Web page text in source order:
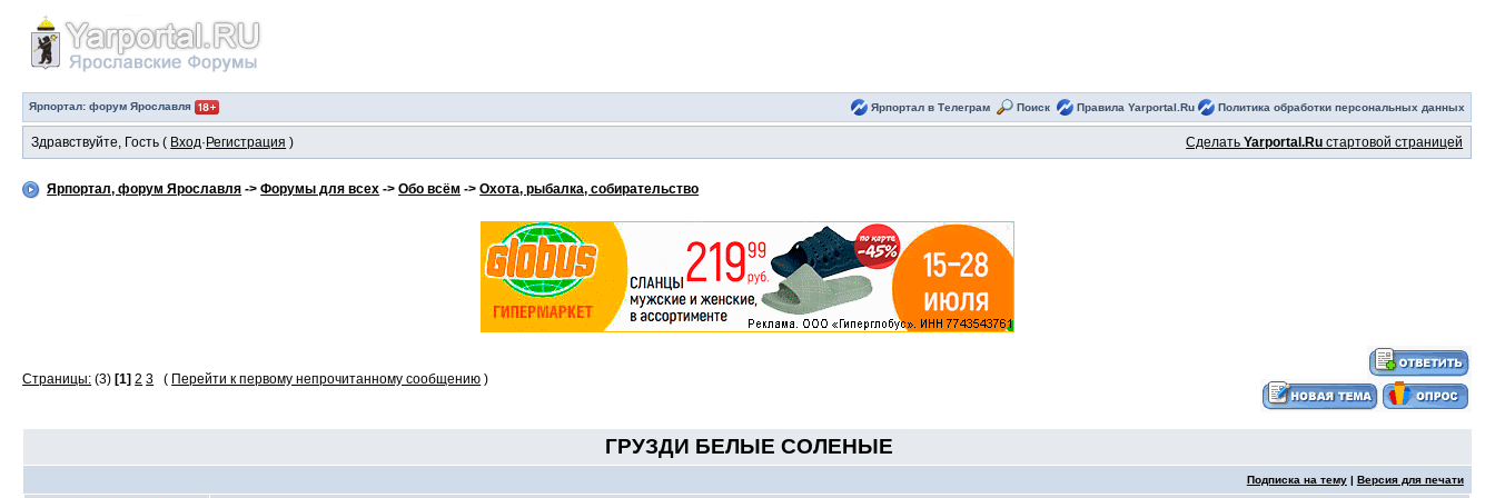
Ярпортал: форум Ярославля Ярпортал в Телеграм Поиск Правила Yarportal.Ru Политика обработки персональных данных
Здравствуйте, Гость ( Вход· Регистрация ) СделатьYarportal.Ru стартовой страницей
Ярпортал, форум Ярославля ->Форумы для всех ->Обо всём ->Охота, рыбалка, собирательство
Страницы: (3) [1] 2 3 ( Перейти к первому непрочитанному сообщению )
ГРУЗДИ БЕЛЫЕ СОЛЕНЫЕ
Подписка на тему| Версия для печати